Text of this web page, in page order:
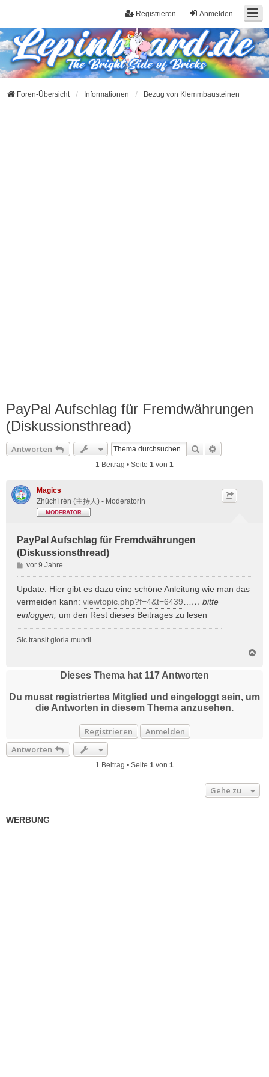
Anmelden
Registrieren
Foren-Übersicht Informationen Bezug von Klemmbausteinen
PayPal Aufschlag für Fremdwährungen
(Diskussionsthread)
Antworten Suche
1 Beitrag • Seite 1 von 1
Magics
Zhǔchí rén (主持人) - ModeratorIn
PayPal Aufschlag für Fremdwährungen
(Diskussionsthread)
B
e
i
a
g
vor 9 Jahre
Update: Hier gibt es dazu eine schöne Anleitung wie man das
vermeiden kann: viewtopic.php?f=4&t=6439
… bitte
einloggen
um den Rest dieses Beitrages zu lesen
Sic transit gloria mundi…
b
Dieses Thema hat 117 Antworten
Du musst registriertes Mitglied und eingeloggt sein, um
die Antworten in diesem Thema anzusehen.
Registrieren
Anmelden
Antworten
1 Beitrag • Seite 1 von 1
Gehe zu
WERBUNG